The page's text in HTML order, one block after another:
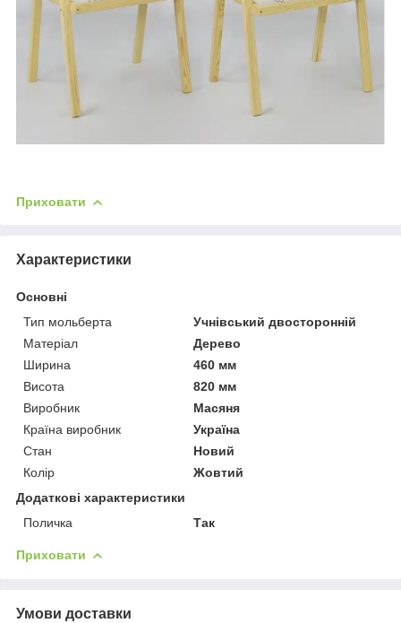
Приховати
Характеристики
Основні
Тип мольберта
Учнівський двосторонній
Матеріал
Дерево
Ширина
460 мм
Висота
820 мм
Виробник
Масяня
Країна виробник
Україна
Стан
Новий
Колір
Жовтий
Додаткові характеристики
Поличка
Так
Приховати
Умови доставки